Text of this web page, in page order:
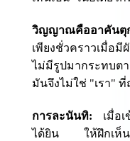
วิญญาณคืออาคันตุ
เพียงชั่วคราวเมื่อ
ไม่มีรูปมากระทบ
มันจึงไม่ใช่ "เรา" ที่
การละนันทิ: เมื่อเ
ได้ยิน ให้ฝึกเห็นว่